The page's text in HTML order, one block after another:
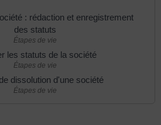
: rédaction et enregistrement
des statuts
Étapes de vie
les statuts de la société
Étapes de vie
dissolution d'une société
Étapes de vie